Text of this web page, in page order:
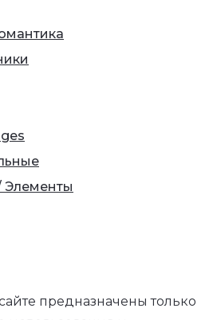
Элементы
предназначены только